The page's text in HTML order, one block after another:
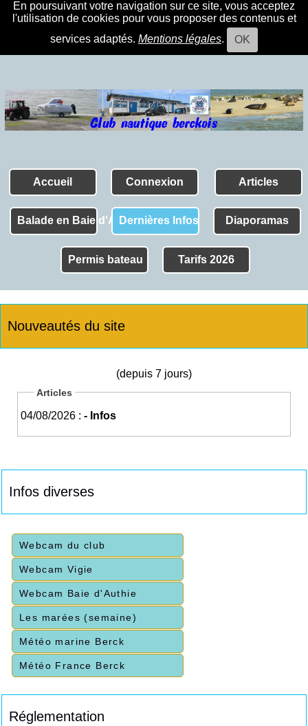
En poursuivant votre navigation sur ce site, vous acceptez
l'utilisation de cookies pour vous proposer des contenus et
services adaptés. Mentions légales. OK
Accueil Connexion Articles
Balade en Baie d'AuthieDernières Infos Diaporamas
Permis bateau Tarifs 2026
Nouveautés du site
(depuis 7 jours)
Articles
04/08/2026 : - Infos
Infos diverses
Webcam du club
Webcam Vigie
Webcam Baie d'Authie
Les marées (semaine)
Météo marine Berck
Météo France Berck
Réglementation